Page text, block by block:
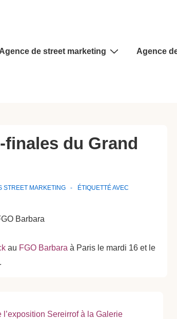
Agence de street marketing Agence
du Grand
STREET MARKETING
ÉTIQUETTÉ AVEC
au FGO Barbara à Paris le mardi 16 et le
l’exposition Sereirrof à la Galerie